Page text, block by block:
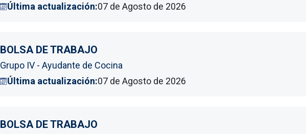
Última actualización:07 de Agosto de 2026
BOLSA DE TRABAJO
Grupo IV - Ayudante de Cocina
Última actualización:07 de Agosto de 2026
BOLSA DE TRABAJO